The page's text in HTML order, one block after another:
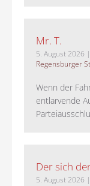
Mr. T.
5. August 2026 |
Regensburger
Wenn der
entlarvende
Der sich
5. August 2026 |